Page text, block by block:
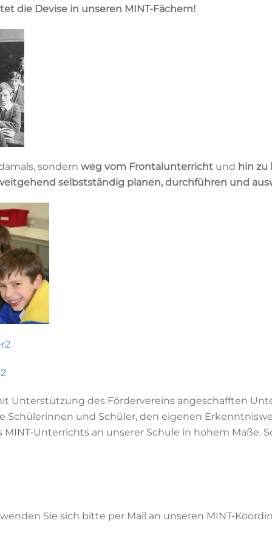
die Devise in unseren MINT-Fächern!
sondern weg vom Frontalunterricht und hin zu
selbstständig planen, durchführen und
Unterstützung des Fördervereins angeschafften
Schülerinnen und Schüler, den eigenen
Unterrichts an unserer Schule in hohem Maße.
Sie sich bitte per Mail an unseren MINT-